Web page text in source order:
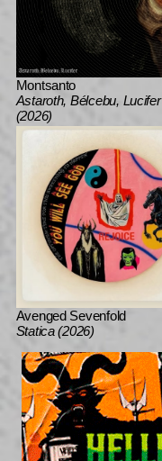
Montsanto
Astaroth, Bélcebu, Lucifer
(2026)
Avenged Sevenfold
Statica (2026)